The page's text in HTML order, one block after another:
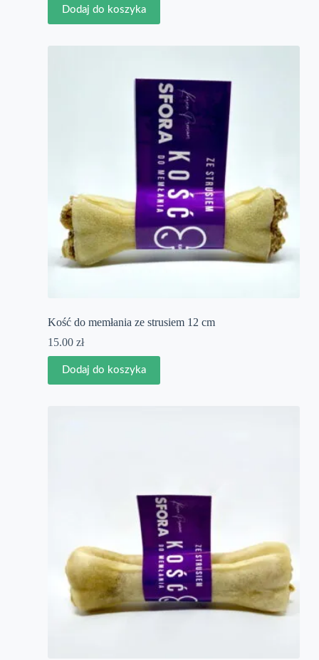
Dodaj do koszyka
Kość do memłania ze strusiem 12 cm
15.00 zł
Dodaj do koszyka